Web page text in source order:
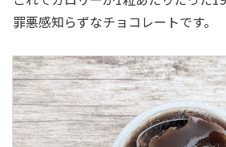
罪悪感知らずなチョコレートです。